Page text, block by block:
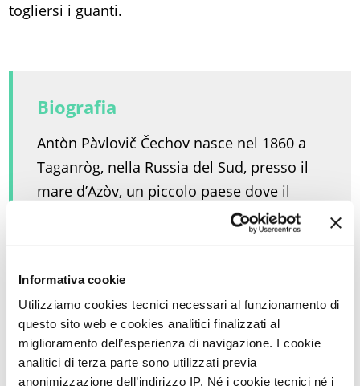
Informativa cookie
Utilizziamo cookies tecnici necessari al funzionamento di
questo sito web e cookies analitici finalizzati al
miglioramento dell’esperienza di navigazione. I cookie
analitici di terza parte sono utilizzati previa
anonimizzazione dell’indirizzo IP. Né i cookie tecnici né i
togliersi i guanti.
Biografia
Antòn Pàvlovič Čechov nasce nel 1860 a
Taganròg, nella Russia del Sud, presso il
mare d’Azòv, un piccolo paese dove il
padre, Pàvel Egoròvič (nato in una famiglia
originariamente di servi della gleba),
negozio di generi alimentari e coloniali.
Iscritto al liceo locale, nel tempo libero
dalla scuola, Antòn sbriga commissioni e
aiuta il genitore in bottega.